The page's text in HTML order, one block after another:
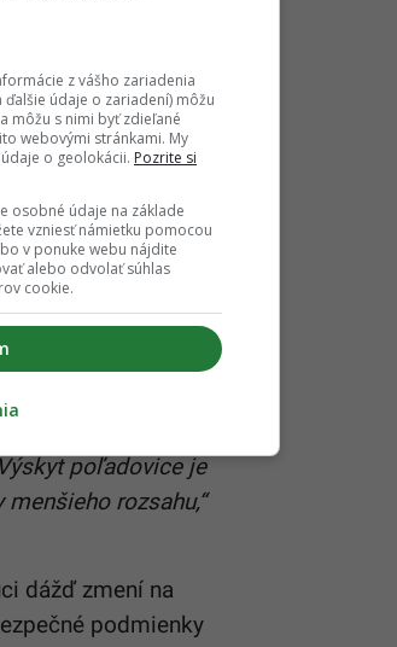
Podľa
24 hodín.
klesnú pod
ich opätovný
dneszasiahlo
Výstraha
očakáva
poľadovice je
rozsahu,“
dážď zmení na
podmienky
z vášho zariadenia
údaje o zariadení) môžu
môžu s nimi byť zdieľané
webovými stránkami. My
o geolokácii. Pozrite si
osobné údaje na základe
vzniesť námietku pomocou
v ponuke webu nájdite
alebo odvolať súhlas
cookie.